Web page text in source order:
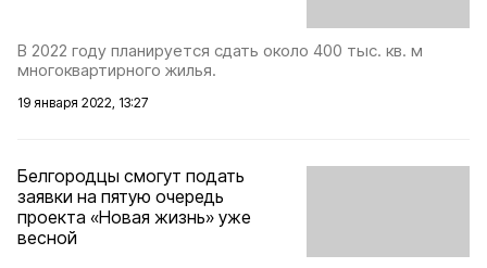
В 2022 году планируется сдать около 400 тыс. кв. м
многоквартирного жилья.
19 января 2022, 13:27
Белгородцы смогут подать
заявки на пятую очередь
проекта «Новая жизнь» уже
весной